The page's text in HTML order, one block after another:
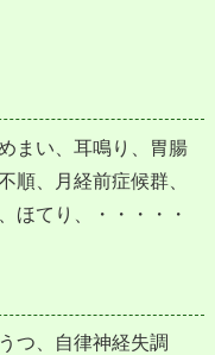
まい、耳鳴り、胃腸
順、月経前症候群、
ほてり、・・・・・
つ、自律神経失調